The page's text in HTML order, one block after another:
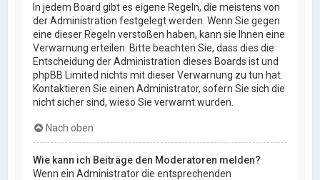
In jedem Board gibt es eigene Regeln, die meistens von
der Administration festgelegt werden. Wenn Sie gegen
eine dieser Regeln verstoßen haben, kann sie Ihnen eine
Verwarnung erteilen. Bitte beachten Sie, dass dies die
Entscheidung der Administration dieses Boards ist und
phpBB Limited nichts mit dieser Verwarnung zu tun hat.
Kontaktieren Sie einen Administrator, sofern Sie sich die
nicht sicher sind, wieso Sie verwarnt wurden.
Nach oben
Wie kann ich Beiträge den Moderatoren melden?
Wenn ein Administrator die entsprechenden